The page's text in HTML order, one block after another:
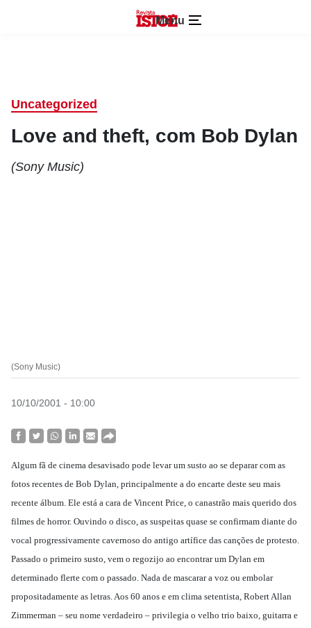
Menu
Uncategorized
Love and theft, com Bob Dylan
(Sony Music)
(Sony Music)
10/10/2001 - 10:00
Algum fã de cinema desavisado pode levar um susto ao se deparar com as
fotos recentes de Bob Dylan, principalmente a do encarte deste seu mais
recente álbum. Ele está a cara de Vincent Price, o canastrão mais querido dos
filmes de horror. Ouvindo o disco, as suspeitas quase se confirmam diante do
vocal progressivamente cavernoso do antigo artífice das canções de protesto.
Passado o primeiro susto, vem o regozijo ao encontrar um Dylan em
determinado flerte com o passado. Nada de mascarar a voz ou embolar
propositadamente as letras. Aos 60 anos e em clima setentista, Robert Allan
Zimmerman – seu nome verdadeiro – privilegia o velho trio baixo, guitarra e